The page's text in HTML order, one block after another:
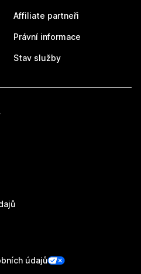
Affiliate partneři
Právní informace
Stav služby
údajů